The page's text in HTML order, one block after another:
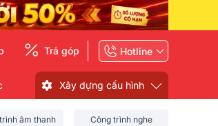
Trả góp Hotline
Xây dựng cấu hình
âm thanh
Công trình nghe